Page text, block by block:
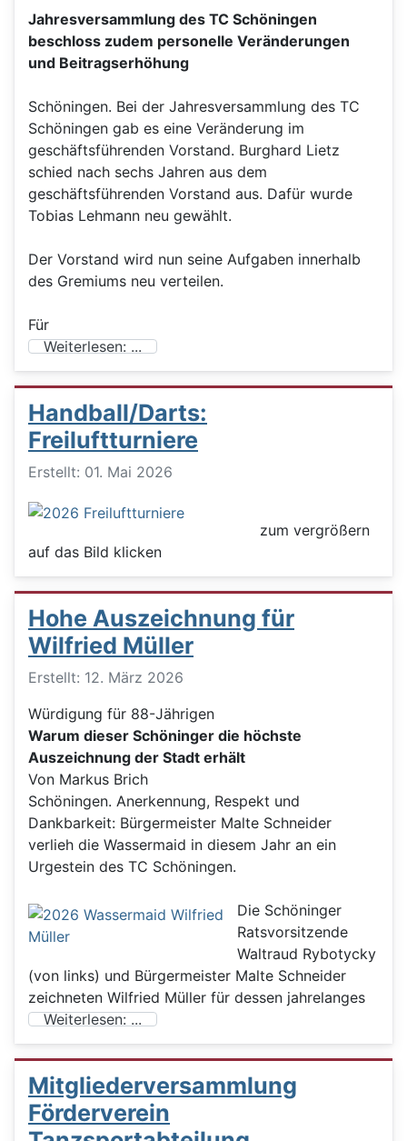
Jahresversammlung des TC Schöningen
beschloss zudem personelle Veränderungen
und Beitragserhöhung
Schöningen. Bei der Jahresversammlung des TC
Schöningen gab es eine Veränderung im
geschäftsführenden Vorstand. Burghard Lietz
schied nach sechs Jahren aus dem
geschäftsführenden Vorstand aus. Dafür wurde
Tobias Lehmann neu gewählt.
Der Vorstand wird nun seine Aufgaben innerhalb
des Gremiums neu verteilen.
Für
Weiterlesen: ...
Handball/Darts:
Freiluftturniere
Details
Erstellt: 01. Mai 2026
zum vergrößern
auf das Bild klicken
Hohe Auszeichnung für
Wilfried Müller
Details
Erstellt: 12. März 2026
Würdigung für 88-Jährigen
Warum dieser Schöninger die höchste
Auszeichnung der Stadt erhält
Von Markus Brich
Schöningen. Anerkennung, Respekt und
Dankbarkeit: Bürgermeister Malte Schneider
verlieh die Wassermaid in diesem Jahr an ein
Urgestein des TC Schöningen.
Die Schöninger
Ratsvorsitzende
Waltraud Rybotycky
(von links) und Bürgermeister Malte Schneider
zeichneten Wilfried Müller für dessen jahrelanges
Weiterlesen: ...
Mitgliederversammlung
Förderverein